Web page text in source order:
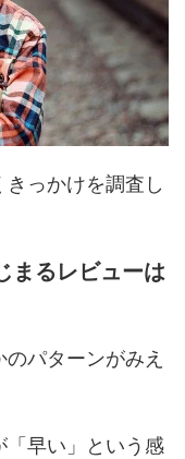
っかけを調査し
まるレビューは
パターンがみえ
「早い」という感